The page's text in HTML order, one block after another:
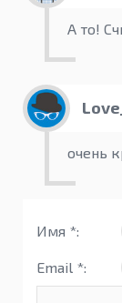
А то!
очень
Имя *:
Email *: